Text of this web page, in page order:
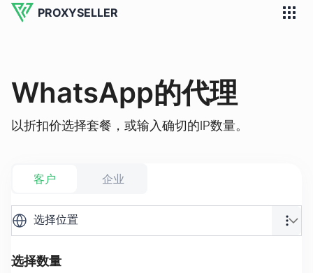
PROXYSELLER
WhatsApp的代理
以折扣价选择套餐，或输入确切的IP数量。
客户 企业
选择位置
选择数量